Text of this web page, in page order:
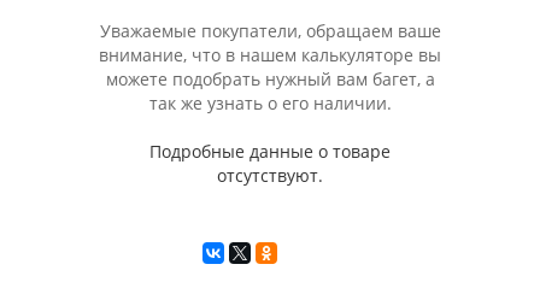
Уважаемые покупатели, обращаем ваше
внимание, что в нашем калькуляторе вы
можете подобрать нужный вам багет, а
так же узнать о его наличии.
Подробные данные о товаре
отсутствуют.